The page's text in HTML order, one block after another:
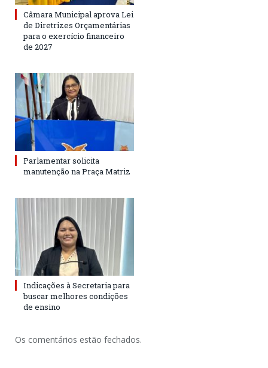
Câmara Municipal aprova Lei
de Diretrizes Orçamentárias
para o exercício financeiro
de 2027
Parlamentar solicita
manutenção na Praça Matriz
Indicações à Secretaria para
buscar melhores condições
de ensino
Os comentários estão fechados.